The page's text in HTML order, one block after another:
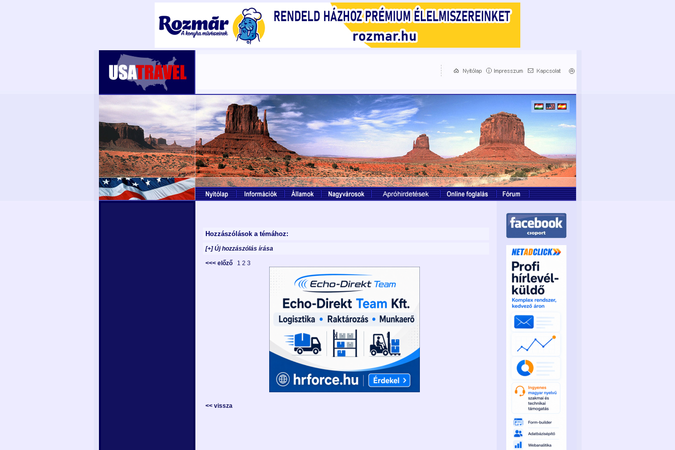
Hozzászólások a témához:
[+] Új hozzászólás írása
<<< előző 1 2 3
<< vissza